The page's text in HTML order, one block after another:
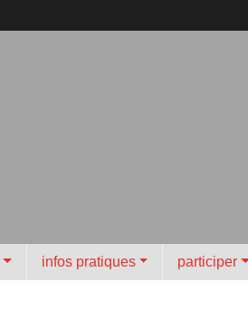
infos pratiques participer